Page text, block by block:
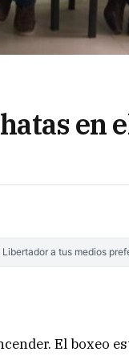
en
Libertador a tus medios
El boxeo